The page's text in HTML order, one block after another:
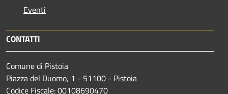
Eventi
CONTATTI
Comune di Pistoia
Piazza del Duomo, 1 - 51100 - Pistoia
Codice Fiscale: 00108690470